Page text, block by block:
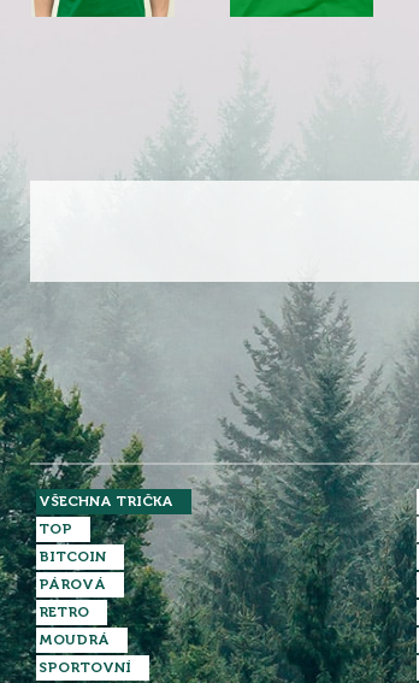
VŠECHNA TRIČKA
TOP
BITCOIN
PÁROVÁ
RETRO
MOUDRÁ
SPORTOVNÍ